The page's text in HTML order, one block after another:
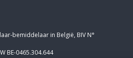
bemiddelaar in België, BIV N°
BE-0465.304.644